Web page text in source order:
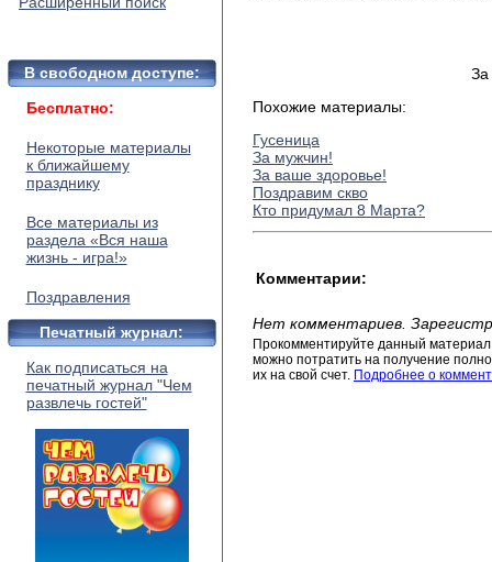
В свободном доступе:
Бесплатно:
Некоторые материалы
к ближайшему
празднику
Все материалы из
раздела «Вся наша
жизнь - игра!»
Поздравления
Печатный журнал:
Как подписаться на
печатный журнал "Чем
развлечь гостей"
За
Похожие материалы:
Гусеница
За мужчин!
За ваше здоровье!
Поздравим скво
Кто придумал 8 Марта?
Комментарии:
Нет комментариев.
Прокомментируйте данный
можно потратить на получение
их на свой счет. Подробнее о